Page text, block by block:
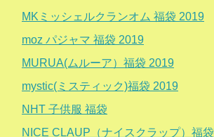
MKミッシェルクランオム 福袋 2019
moz パジャマ 福袋 2019
MURUA(ムルーア）福袋 2019
mystic(ミスティック)福袋 2019
NHT 子供服 福袋
NICE CLAUP（ナイスクラップ）福